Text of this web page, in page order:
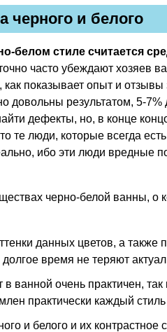
черного и белого
белом стиле считается
часто убеждают хозяев
показывает опыт и отзывы
довольны результатом, 5-7%
дефекты, но, в конце
те люди, которые всегда
ибо эти люди вредные
черно-белой ванны, о
данных цветов, а также
время не теряют
ванной очень практичен, так
практически каждый
и белого и их контрастное